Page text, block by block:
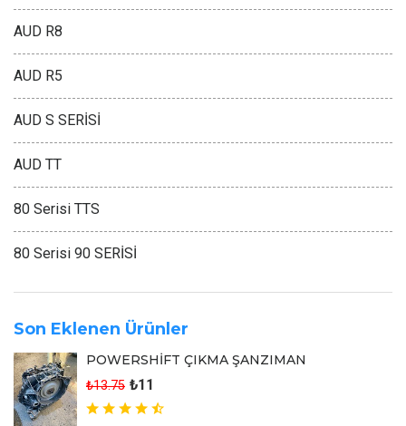
AUD R8
AUD R5
AUD S SERİSİ
AUD TT
80 Serisi TTS
80 Serisi 90 SERİSİ
Son Eklenen Ürünler
POWERSHİFT ÇIKMA ŞANZIMAN
₺13.75 ₺11